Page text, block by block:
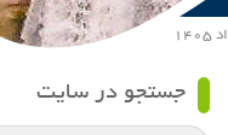
جستجو در سایت